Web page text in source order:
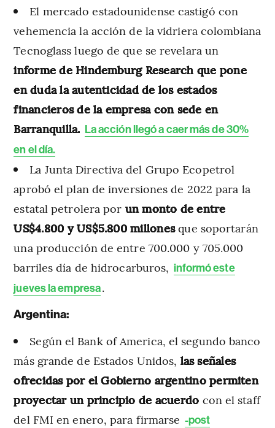
El mercado estadounidense castigó con
vehemencia la acción de la vidriera colombiana
Tecnoglass luego de que se revelara un
informe de Hindemburg Research que pone
en duda la autenticidad de los estados
financieros de la empresa con sede en
Barranquilla. La acción llegó a caer más de 30%
en el día.
La Junta Directiva del Grupo Ecopetrol
aprobó el plan de inversiones de 2022 para la
estatal petrolera por un monto de entre
US$4.800 y US$5.800 millonesque soportarán
una producción de entre 700.000 y 705.000
barriles día de hidrocarburos, informó este
jueves la empresa.
Argentina:
Según el Bank of America, el segundo banco
más grande de Estados Unidos, las señales
ofrecidas por el Gobierno argentino permiten
proyectar un principio de acuerdo con el staff
del FMI en enero, para firmarse -post